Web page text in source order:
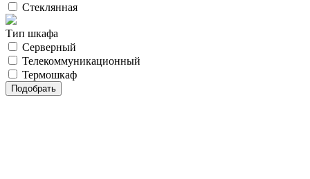
Стеклянная
Тип шкафа
Серверный
Телекоммуникационный
Термошкаф